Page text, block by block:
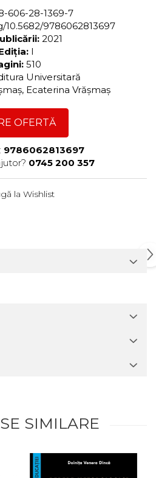
606-28-1369-7
10.5682/9786062813697
2021
I
510
Universitară
Ecaterina Vrăşmaş
OFERTĂ
9786062813697
0745 200 357
la Wishlist
SIMILARE